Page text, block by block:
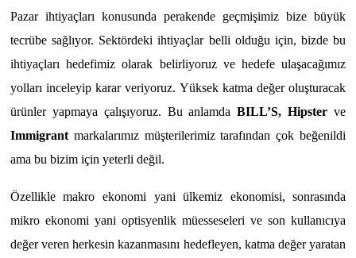
Pazar ihtiyaçları konusunda perakende geçmişimiz bize büyük
tecrübe sağlıyor. Sektördeki ihtiyaçlar belli olduğu için, bizde bu
ihtiyaçları hedefimiz olarak belirliyoruz ve hedefe ulaşacağımız
yolları inceleyip karar veriyoruz. Yüksek katma değer oluşturacak
ürünler yapmaya çalışıyoruz. Bu anlamdaBILL’S, Hipster ve
Immigrantmarkalarımız müşterilerimiz tarafından çok beğenildi
ama bu bizim için yeterli değil.
Özellikle makro ekonomi yani ülkemiz ekonomisi, sonrasında
mikro ekonomi yani optisyenlik müesseseleri ve son kullanıcıya
değer veren herkesin kazanmasını hedefleyen, katma değer yaratan